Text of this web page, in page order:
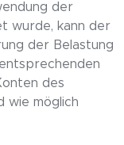
der
wurde, kann der
der Belastung
des
wie möglich